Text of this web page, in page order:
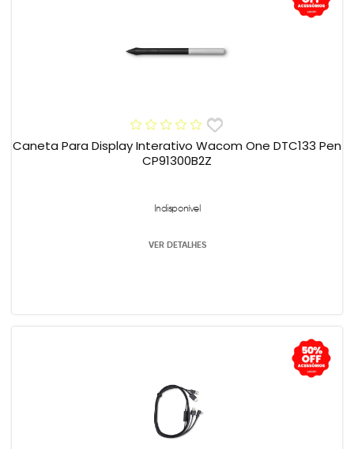
Caneta Para Display Interativo Wacom One DTC133 Pen
CP91300B2Z
Indisponível
VER DETALHES